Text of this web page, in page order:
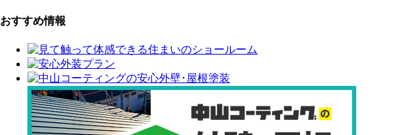
おすすめ情報